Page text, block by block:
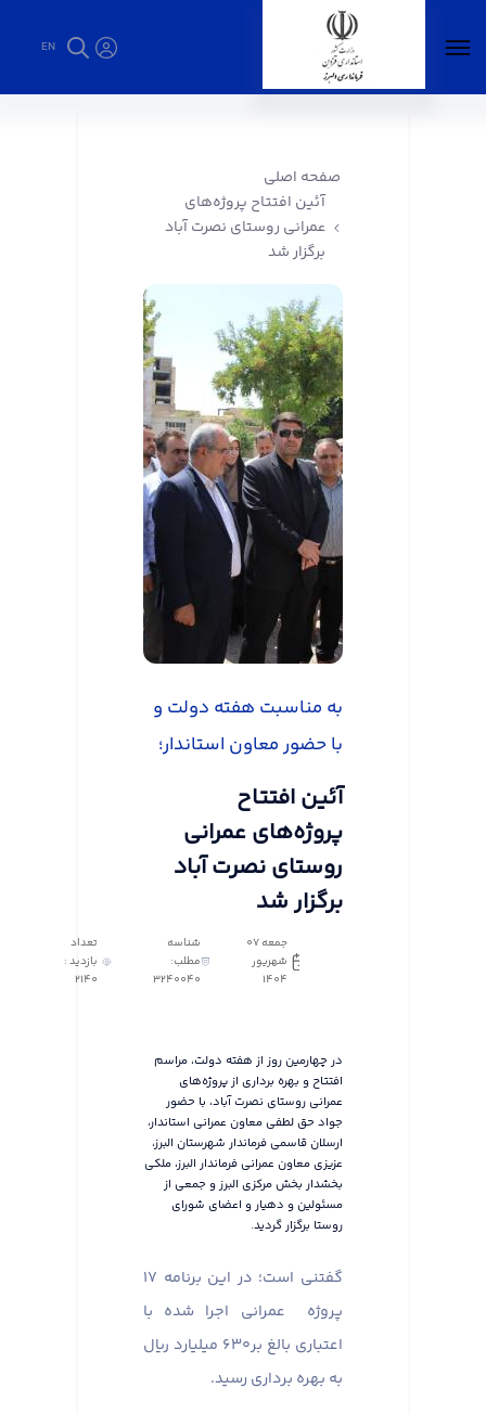
EN
صفحه اصلی
آئین افتتاح پروژه‌های
عمرانی روستای نصرت آباد
برگزار شد
به مناسبت هفته دولت و
با حضور معاون استاندار؛
آئین افتتاح
پروژه‌های عمرانی
روستای نصرت آباد
برگزار شد
جمعه 07
شهریور
1404
شناسه
مطلب:
3240040
تعداد
بازدید :
2140
در چهارمین روز از هفته دولت، مراسم
افتتاح و بهره برداری از پروژه‌های
عمرانی روستای نصرت آباد، با حضور
جواد حق لطفی معاون عمرانی استاندار،
ارسلان قاسمی فرماندار شهرستان البرز،
عزیزی معاون عمرانی فرماندار البرز، ملکی
بخشدار بخش مرکزی البرز و جمعی از
مسئولین و دهیار و اعضای شورای
روستا برگزار گردید.
گفتنی است؛ در این برنامه ۱۷
پروژه عمرانی اجرا شده با
اعتباری بالغ بر۶۳۰ میلیارد ریال
به بهره برداری رسید.